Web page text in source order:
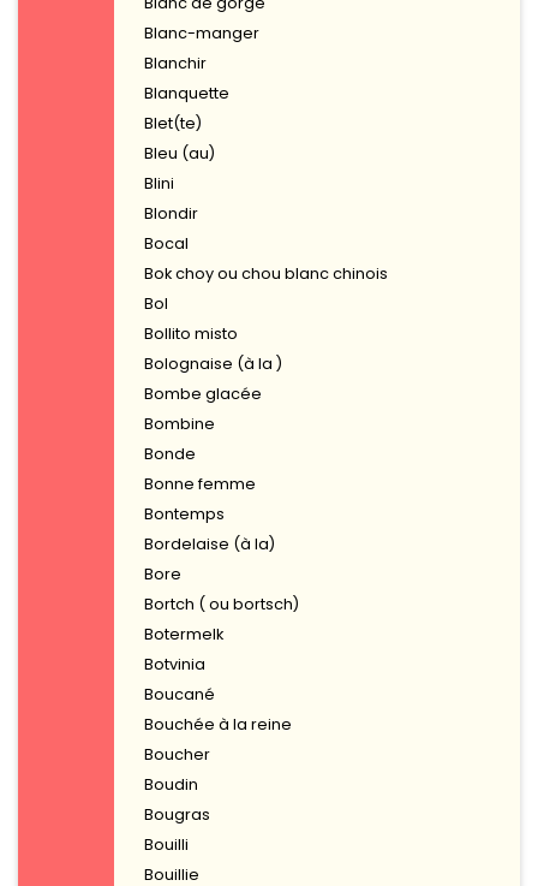
Blanc-manger
Blanchir
Blanquette
Blet(te)
Bleu (au)
Blini
Blondir
Bocal
Bok choy ou chou blanc chinois
Bol
Bollito misto
Bolognaise (à la )
Bombe glacée
Bombine
Bonde
Bonne femme
Bontemps
Bordelaise (à la)
Bore
Bortch ( ou bortsch)
Botermelk
Botvinia
Boucané
Bouchée à la reine
Boucher
Boudin
Bougras
Bouilli
Bouillie